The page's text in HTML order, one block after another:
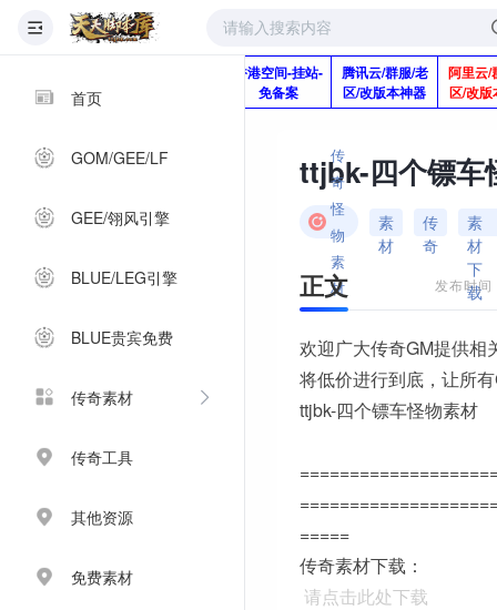
首页
GOM/GEE/LF
GEE/翎风引擎
BLUE/LEG引擎
BLUE贵宾免费
传奇素材
传奇工具
其他资源
免费素材
Q920992345
香港空间-挂站-
免备案
腾讯云/群服/老
区/改版本神器
阿里云/
区/改版
传
奇
怪
物
素
材
素
材
传
奇
素
材
下
载
正文 发布时
欢迎广大传奇GM提供相
将低价进行到底，让所
ttjbk-四个镖车怪物素材
=====
传奇素材下载：
请点击此处下载